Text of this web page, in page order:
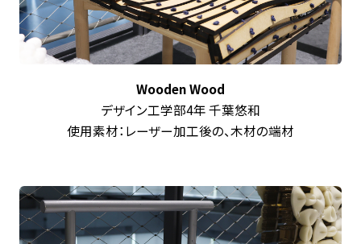
Wooden Wood
デザイン工学部4年 千葉悠和
使用素材：レーザー加工後の、木材の端材